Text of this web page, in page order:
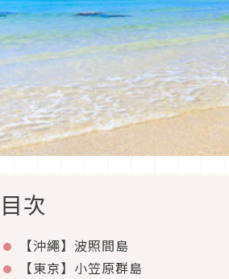
目次
【沖繩】波照間島
【東京】小笠原群島